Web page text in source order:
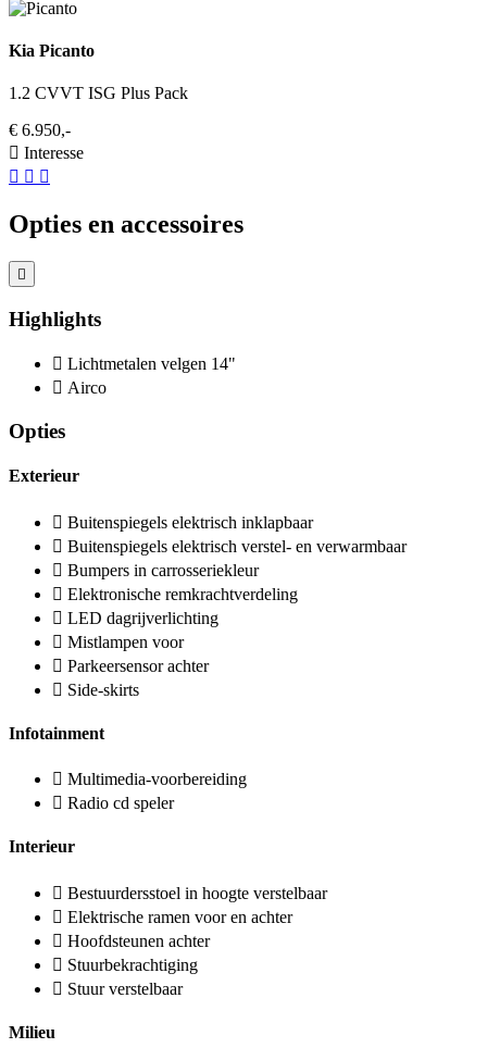
Kia Picanto
1.2 CVVT ISG Plus Pack
€ 6.950,-
Interesse
Opties en accessoires
Highlights
Lichtmetalen velgen 14"
Airco
Opties
Exterieur
Buitenspiegels elektrisch inklapbaar
Buitenspiegels elektrisch verstel- en verwarmbaar
Bumpers in carrosseriekleur
Elektronische remkrachtverdeling
LED dagrijverlichting
Mistlampen voor
Parkeersensor achter
Side-skirts
Infotainment
Multimedia-voorbereiding
Radio cd speler
Interieur
Bestuurdersstoel in hoogte verstelbaar
Elektrische ramen voor en achter
Hoofdsteunen achter
Stuurbekrachtiging
Stuur verstelbaar
Milieu